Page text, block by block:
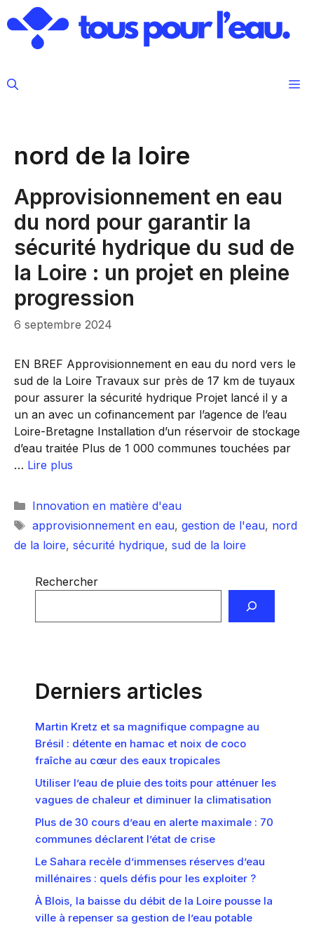
au
contenu
nord de la loire
Approvisionnement en eau
du nord pour garantir la
sécurité hydrique du sud de
la Loire : un projet en pleine
progression
6 septembre 2024
EN BREF Approvisionnement en eau du nord vers le
sud de la Loire Travaux sur près de 17 km de tuyaux
pour assurer la sécurité hydrique Projet lancé il y a
un an avec un cofinancement par l’agence de l’eau
Loire-Bretagne Installation d’un réservoir de stockage
d’eau traitée Plus de 1 000 communes touchées par
… Lire plus
Catégories
Innovation en matière d'eau
Étiquettes
approvisionnement en eau, gestion de l'eau, nord
de la loire, sécurité hydrique, sud de la loire
Rechercher
Derniers articles
Martin Kretz et sa magnifique compagne au
Brésil : détente en hamac et noix de coco
fraîche au cœur des eaux tropicales
Utiliser l’eau de pluie des toits pour atténuer les
vagues de chaleur et diminuer la climatisation
Plus de 30 cours d’eau en alerte maximale : 70
communes déclarent l’état de crise
Le Sahara recèle d’immenses réserves d’eau
millénaires : quels défis pour les exploiter ?
À Blois, la baisse du débit de la Loire pousse la
ville à repenser sa gestion de l’eau potable